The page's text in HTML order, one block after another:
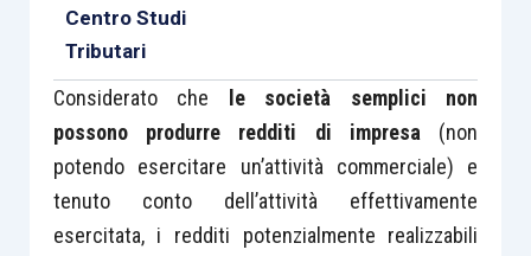
Centro Studi
Tributari
Considerato che
le società semplici non
possono produrre redditi di impresa (non
potendo esercitare un’attività commerciale) e
tenuto conto dell’attività effettivamente
esercitata, i redditi potenzialmente realizzabili